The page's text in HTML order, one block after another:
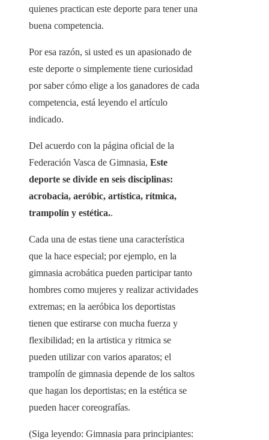
quienes practican este deporte para tener una
buena competencia.
Por esa razón, si usted es un apasionado de
este deporte o simplemente tiene curiosidad
por saber cómo elige a los ganadores de cada
competencia, está leyendo el artículo
indicado.
Del acuerdo con la página oficial de la
Federación Vasca de Gimnasia, Este
deporte se divide en seis disciplinas:
acrobacia, aeróbic, artística, rítmica,
trampolín y estética..
Cada una de estas tiene una característica
que la hace especial; por ejemplo, en la
gimnasia acrobática pueden participar tanto
hombres como mujeres y realizar actividades
extremas; en la aeróbica los deportistas
tienen que estirarse con mucha fuerza y ​​​​
flexibilidad; en la artistica y ritmica se
pueden utilizar con varios aparatos; el
trampolín de gimnasia depende de los saltos
que hagan los deportistas; en la estética se
pueden hacer coreografías.
(Siga leyendo: Gimnasia para principiantes: